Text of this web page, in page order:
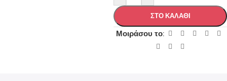
ΣΤΟ ΚΑΛΑΘΙ
Μοιράσου το: